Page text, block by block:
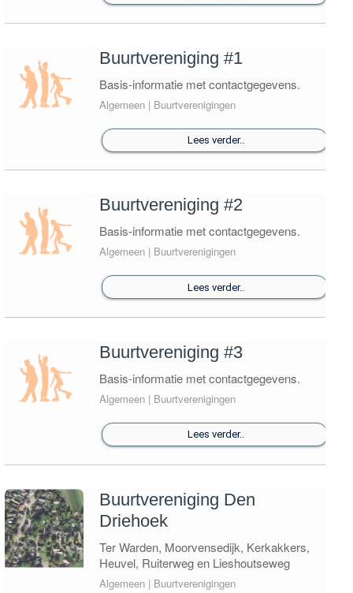
Buurtvereniging #1
Basis-informatie met contactgegevens.
Algemeen | Buurtverenigingen
Lees verder..
Buurtvereniging #2
Basis-informatie met contactgegevens.
Algemeen | Buurtverenigingen
Lees verder..
Buurtvereniging #3
Basis-informatie met contactgegevens.
Algemeen | Buurtverenigingen
Lees verder..
Buurtvereniging Den
Driehoek
Ter Warden, Moorvensedijk, Kerkakkers,
Heuvel, Ruiterweg en Lieshoutseweg
Algemeen | Buurtverenigingen